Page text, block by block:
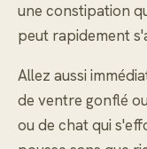
une constipation
peut rapidement
Allez aussi
de ventre gonflé
ou de chat qui